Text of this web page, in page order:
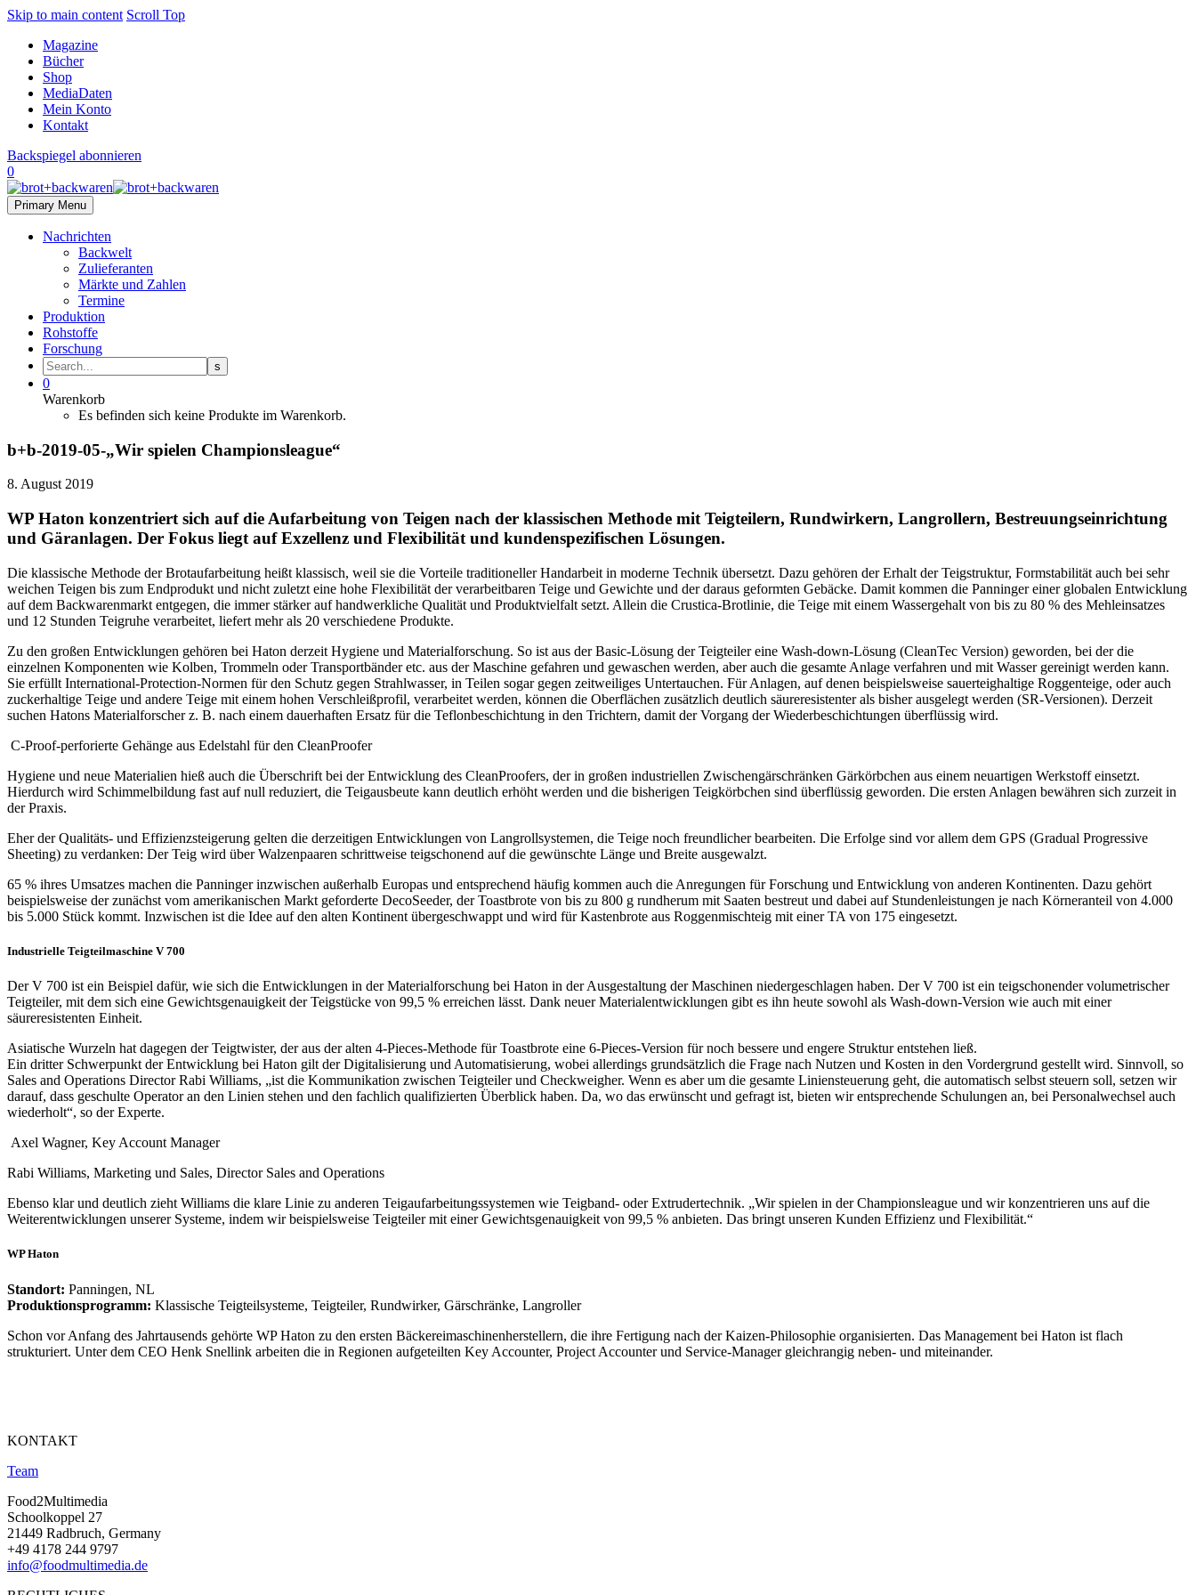
Skip to main content Scroll Top
Magazine
Bücher
Shop
MediaDaten
Mein Konto
Kontakt
Backspiegel abonnieren
0
Primary Menu
Nachrichten
Backwelt
Zulieferanten
Märkte und Zahlen
Termine
Produktion
Rohstoffe
Forschung
0
Warenkorb
Es befinden sich keine Produkte im Warenkorb.
b+b-2019-05-„Wir spielen Championsleague“
8. August 2019
WP Haton konzentriert sich auf die Aufarbeitung von Teigen nach der klassischen Methode mit Teigteilern, Rundwirkern, Langrollern, Bestreuungseinrichtung
und Gäranlagen. Der Fokus liegt auf Exzellenz und Flexibilität und kundenspezifischen Lösungen.
Die klassische Methode der Brotaufarbeitung heißt klassisch, weil sie die Vorteile traditioneller Handarbeit in moderne Technik übersetzt. Dazu gehören der Erhalt der Teigstruktur, Formstabilität auch bei sehr
weichen Teigen bis zum Endprodukt und nicht zuletzt eine hohe Flexibilität der verarbeitbaren Teige und Gewichte und der daraus geformten Gebäcke. Damit kommen die Panninger einer globalen Entwicklung
auf dem Backwarenmarkt entgegen, die immer stärker auf handwerkliche Qualität und Produktvielfalt setzt. Allein die Crustica-Brotlinie, die Teige mit einem Wassergehalt von bis zu 80 % des Mehleinsatzes
und 12 Stunden Teigruhe verarbeitet, liefert mehr als 20 verschiedene Produkte.
Zu den großen Entwicklungen gehören bei Haton derzeit Hygiene und Materialforschung. So ist aus der Basic-Lösung der Teigteiler eine Wash-down-Lösung (CleanTec Version) geworden, bei der die
einzelnen Komponenten wie Kolben, Trommeln oder Transportbänder etc. aus der Maschine gefahren und gewaschen werden, aber auch die gesamte Anlage verfahren und mit Wasser gereinigt werden kann.
Sie erfüllt International-Protection-Normen für den Schutz gegen Strahlwasser, in Teilen sogar gegen zeitweiliges Untertauchen. Für Anlagen, auf denen beispielsweise sauerteighaltige Roggenteige, oder auch
zuckerhaltige Teige und andere Teige mit einem hohen Verschleißprofil, verarbeitet werden, können die Oberflächen zusätzlich deutlich säureresistenter als bisher ausgelegt werden (SR-Versionen). Derzeit
suchen Hatons Materialforscher z. B. nach einem dauerhaften Ersatz für die Teflonbeschichtung in den Trichtern, damit der Vorgang der Wiederbeschichtungen überflüssig wird.
C-Proof-perforierte Gehänge aus Edelstahl für den CleanProofer
Hygiene und neue Materialien hieß auch die Überschrift bei der Entwicklung des CleanProofers, der in großen industriellen Zwischengärschränken Gärkörbchen aus einem neuartigen Werkstoff einsetzt.
Hierdurch wird Schimmelbildung fast auf null reduziert, die Teigausbeute kann deutlich erhöht werden und die bisherigen Teigkörbchen sind überflüssig geworden. Die ersten Anlagen bewähren sich zurzeit in
der Praxis.
Eher der Qualitäts- und Effizienzsteigerung gelten die derzeitigen Entwicklungen von Langrollsystemen, die Teige noch freundlicher bearbeiten. Die Erfolge sind vor allem dem GPS (Gradual Progressive
Sheeting) zu verdanken: Der Teig wird über Walzenpaaren schrittweise teigschonend auf die gewünschte Länge und Breite ausgewalzt.
65 % ihres Umsatzes machen die Panninger inzwischen außerhalb Europas und entsprechend häufig kommen auch die Anregungen für Forschung und Entwicklung von anderen Kontinenten. Dazu gehört
beispielsweise der zunächst vom amerikanischen Markt geforderte DecoSeeder, der Toastbrote von bis zu 800 g rundherum mit Saaten bestreut und dabei auf Stundenleistungen je nach Körneranteil von 4.000
bis 5.000 Stück kommt. Inzwischen ist die Idee auf den alten Kontinent übergeschwappt und wird für Kastenbrote aus Roggenmischteig mit einer TA von 175 eingesetzt.
Industrielle Teigteilmaschine V 700
Der V 700 ist ein Beispiel dafür, wie sich die Entwicklungen in der Materialforschung bei Haton in der Ausgestaltung der Maschinen niedergeschlagen haben. Der V 700 ist ein teigschonender volumetrischer
Teigteiler, mit dem sich eine Gewichtsgenauigkeit der Teigstücke von 99,5 % erreichen lässt. Dank neuer Materialentwicklungen gibt es ihn heute sowohl als Wash-down-Version wie auch mit einer
säureresistenten Einheit.
Asiatische Wurzeln hat dagegen der Teigtwister, der aus der alten 4-Pieces-Methode für Toastbrote eine 6-Pieces-Version für noch bessere und engere Struktur entstehen ließ.
Ein dritter Schwerpunkt der Entwicklung bei Haton gilt der Digitalisierung und Automatisierung, wobei allerdings grundsätzlich die Frage nach Nutzen und Kosten in den Vordergrund gestellt wird. Sinnvoll, so
Sales and Operations Director Rabi Williams, „ist die Kommunikation zwischen Teigteiler und Checkweigher. Wenn es aber um die gesamte Liniensteuerung geht, die automatisch selbst steuern soll, setzen wir
darauf, dass geschulte Operator an den Linien stehen und den fachlich qualifizierten Überblick haben. Da, wo das erwünscht und gefragt ist, bieten wir entsprechende Schulungen an, bei Personalwechsel auch
wiederholt“, so der Experte.
Axel Wagner, Key Account Manager
Rabi Williams, Marketing und Sales, Director Sales and Operations
Ebenso klar und deutlich zieht Williams die klare Linie zu anderen Teigaufarbeitungssystemen wie Teigband- oder Extrudertechnik. „Wir spielen in der Championsleague und wir konzentrieren uns auf die
Weiterentwicklungen unserer Systeme, indem wir beispielsweise Teigteiler mit einer Gewichtsgenauigkeit von 99,5 % anbieten. Das bringt unseren Kunden Effizienz und Flexibilität.“
WP Haton
Standort: Panningen, NL
Produktionsprogramm: Klassische Teigteilsysteme, Teigteiler, Rundwirker, Gärschränke, Langroller
Schon vor Anfang des Jahrtausends gehörte WP Haton zu den ersten Bäckereimaschinenherstellern, die ihre Fertigung nach der Kaizen-Philosophie organisierten. Das Management bei Haton ist flach
strukturiert. Unter dem CEO Henk Snellink arbeiten die in Regionen aufgeteilten Key Accounter, Project Accounter und Service-Manager gleichrangig neben- und miteinander.
KONTAKT
Team
Food2Multimedia
Schoolkoppel 27
21449 Radbruch, Germany
+49 4178 244 9797
info@foodmultimedia.de